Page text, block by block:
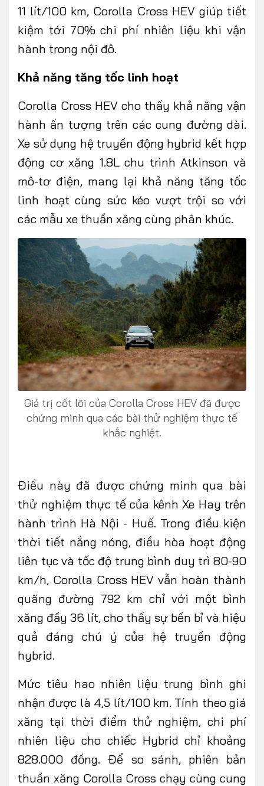
11 lít/100 km, Corolla Cross HEV giúp tiết
kiệm tới 70% chi phí nhiên liệu khi vận
hành trong nội đô.
Khả năng tăng tốc linh hoạt
Corolla Cross HEV cho thấy khả năng vận
hành ấn tượng trên các cung đường dài.
Xe sử dụng hệ truyền động hybrid kết hợp
động cơ xăng 1.8L chu trình Atkinson và
mô-tơ điện, mang lại khả năng tăng tốc
linh hoạt cùng sức kéo vượt trội so với
các mẫu xe thuần xăng cùng phân khúc.
Giá trị cốt lõi của Corolla Cross HEV đã được
chứng minh qua các bài thử nghiệm thực tế
khắc nghiệt.
Điều này đã được chứng minh qua bài
thử nghiệm thực tế của kênh Xe Hay trên
hành trình Hà Nội - Huế. Trong điều kiện
thời tiết nắng nóng, điều hòa hoạt động
liên tục và tốc độ trung bình duy trì 80-90
km/h, Corolla Cross HEV vẫn hoàn thành
quãng đường 792 km chỉ với một bình
xăng đầy 36 lít, cho thấy sự bền bỉ và hiệu
quả đáng chú ý của hệ truyền động
hybrid.
Mức tiêu hao nhiên liệu trung bình ghi
nhận được là 4,5 lít/100 km. Tính theo giá
xăng tại thời điểm thử nghiệm, chi phí
nhiên liệu cho chiếc Hybrid chỉ khoảng
828.000 đồng. Để so sánh, phiên bản
thuần xăng Corolla Cross chạy cùng cung